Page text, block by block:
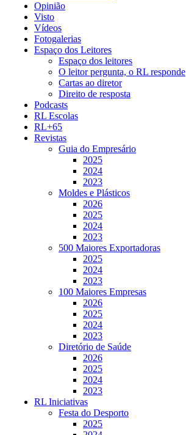
Opinião
Visto
Vídeos
Fotogalerias
Espaço dos Leitores
Espaço dos leitores
O leitor pergunta, o RL responde
Cartas ao diretor
Direito de resposta
Podcasts
RL Escolas
RL+65
Revistas
Guia do Empresário
2025
2024
2023
Moldes e Plásticos
2026
2025
2024
2023
500 Maiores Exportadoras
2025
2024
2023
100 Maiores Empresas
2026
2025
2024
2023
Diretório de Saúde
2026
2025
2024
2023
RL Iniciativas
Festa do Desporto
2025